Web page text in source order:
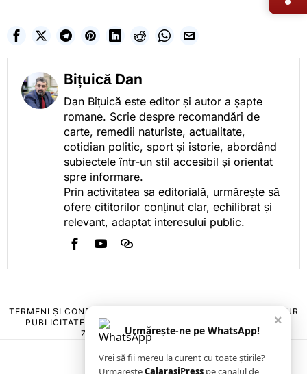
Bițuică Dan
Dan Bițuică este editor și autor a șapte
romane. Scrie despre recomandări de
carte, remedii naturiste, actualitate,
cotidian politic, sport și istorie, abordând
subiectele într-un stil accesibil și orientat
spre informare.
Prin activitatea sa editorială, urmărește să
ofere cititorilor conținut clar, echilibrat și
relevant, adaptat interesului public.
TERMENI ȘI CONDIȚII
POLITICA DE ANULARE & RETUR
PUBLICITATE ONLINE & TIPĂRITĂ
CONTACT
ZIARUL ANUNȚUL CĂLĂRĂȘEAN
×
Urmărește-ne pe WhatsApp!
Vrei să fii mereu la curent cu toate știrile?
UrmareșteCalarasiPress pe canalul de